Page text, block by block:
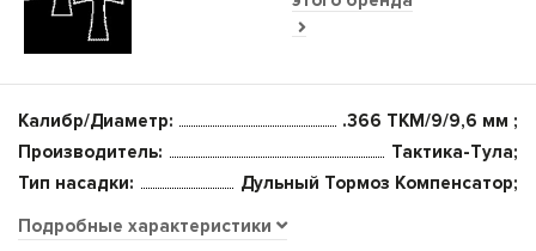
Калибр/Диаметр:
.366 TKM/9/9,6 мм ;
Производитель:
Тактика-Тула;
Тип насадки:
Дульный Тормоз Компенсатор;
Подробные характеристики